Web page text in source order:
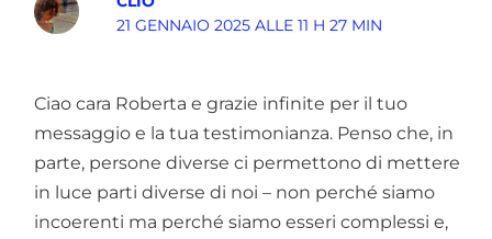
21 GENNAIO 2025 ALLE 11 H 27 MIN
Ciao cara Roberta e grazie infinite per il tuo
messaggio e la tua testimonianza. Penso che, in
parte, persone diverse ci permettono di mettere
in luce parti diverse di noi – non perché siamo
incoerenti ma perché siamo esseri complessi e,